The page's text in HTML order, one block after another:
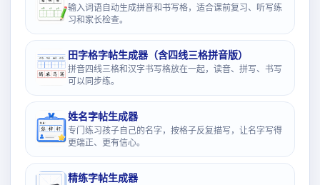
输入词语自动生成拼音和书写格，适合课前复习、听写练
习和家长检查。
田字格字帖生成器（含四线三格拼音版）
拼音四线三格和汉字书写格放在一起，读音、拼写、书写
可以同步练。
姓名字帖生成器
专门练习孩子自己的名字，按格子反复描写，让名字写得
更端正、更有信心。
精练字帖生成器